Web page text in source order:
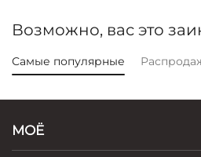
Возможно, вас это
Самые популярные
МОЁ